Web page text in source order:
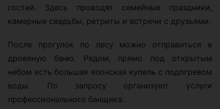
гостей. Здесь проводят семейные праздники,
камерные свадьбы, ретриты и встречи с друзьями.
После прогулок по лесу можно отправиться в
дровяную баню. Рядом, прямо под открытым
небом есть большая японская купель с подогревом
воды. По запросу организуют услуги
профессионального банщика.